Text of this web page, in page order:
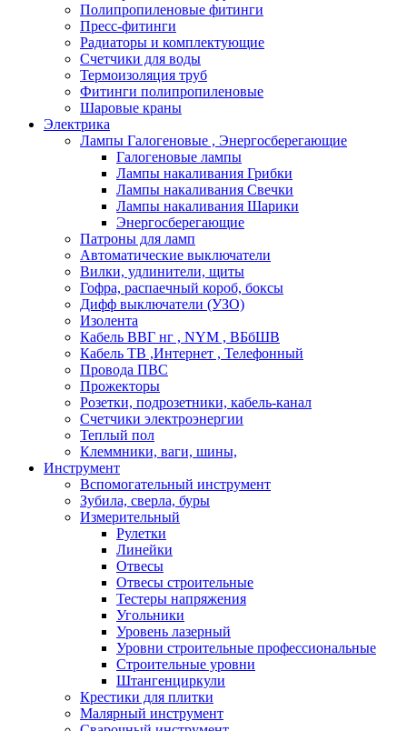
Полипропиленовые фитинги
Пресс-фитинги
Радиаторы и комплектующие
Счетчики для воды
Термоизоляция труб
Фитинги полипропиленовые
Шаровые краны
Электрика
Лампы Галогеновые , Энергосберегающие
Галогеновые лампы
Лампы накаливания Грибки
Лампы накаливания Свечки
Лампы накаливания Шарики
Энергосберегающие
Патроны для ламп
Автоматические выключатели
Вилки, удлинители, щиты
Гофра, распаечный короб, боксы
Дифф выключатели (УЗО)
Изолента
Кабель ВВГ нг , NYM , ВБбШВ
Кабель ТВ ,Интернет , Телефонный
Провода ПВС
Прожекторы
Розетки, подрозетники, кабель-канал
Счетчики электроэнергии
Теплый пол
Клеммники, ваги, шины,
Инструмент
Вспомогательный инструмент
Зубила, сверла, буры
Измерительный
Рулетки
Линейки
Отвесы
Отвесы строительные
Тестеры напряжения
Угольники
Уровень лазерный
Уровни строительные профессиональные
Строительные уровни
Штангенциркули
Крестики для плитки
Малярный инструмент